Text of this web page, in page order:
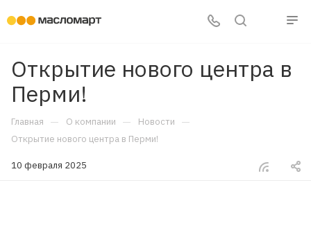
Открытие нового центра в
Перми!
Главная — О компании — Новости —
Открытие нового центра в Перми!
10 февраля 2025